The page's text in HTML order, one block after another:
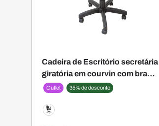
Cadeira de Escritório secretária
giratória em courvin com braço
- Firenze
Outlet 35% de desconto